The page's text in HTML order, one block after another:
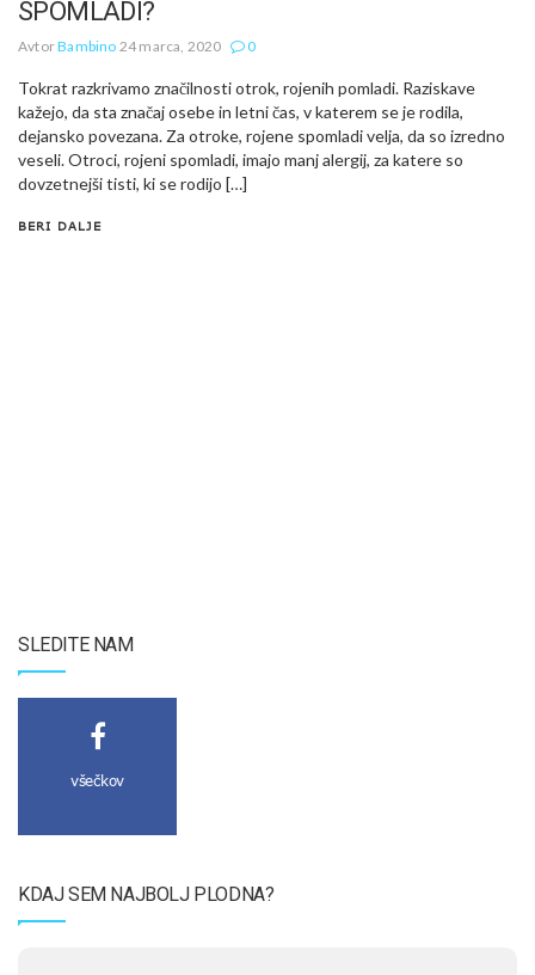
SPOMLADI?
AvtorBambino 24 marca, 2020 0
Tokrat razkrivamo značilnosti otrok, rojenih pomladi. Raziskave
kažejo, da sta značaj osebe in letni čas, v katerem se je rodila,
dejansko povezana. Za otroke, rojene spomladi velja, da so izredno
veseli. Otroci, rojeni spomladi, imajo manj alergij, za katere so
dovzetnejši tisti, ki se rodijo […]
BERI DALJE
SLEDITE NAM
všečkov
KDAJ SEM NAJBOLJ PLODNA?